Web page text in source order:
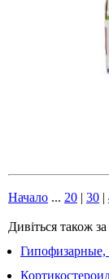
Начало ... 20 | 30 |
Дивіться також
Гипофизарные,